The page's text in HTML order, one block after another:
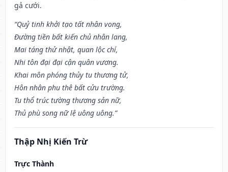
gả cưới.
“Quỷ tinh khởi tạo tất nhân vong,
Đường tiền bất kiến chủ nhân lang,
Mai táng thử nhật, quan lộc chí,
Nhi tôn đại đại cận quân vương.
Khai môn phóng thủy tu thương tử,
Hôn nhân phu thê bất cửu trường.
Tu thổ trúc tường thương sản nữ,
Thủ phù song nữ lệ uông uông.”
Thập Nhị Kiến Trừ
Trực Thành